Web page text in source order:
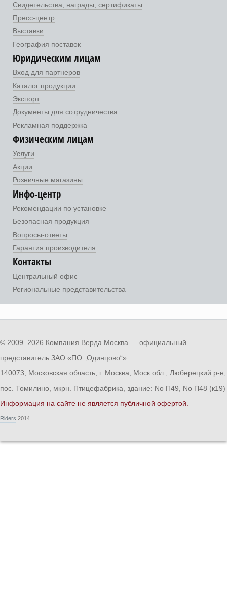
Свидетельства, награды, сертификаты
Пресс-центр
Выставки
География поставок
Юридическим лицам
Вход для партнеров
Каталог продукции
Экспорт
Документы для сотрудничества
Рекламная поддержка
Физическим лицам
Услуги
Акции
Розничные магазины
Инфо-центр
Рекомендации по установке
Безопасная продукция
Вопросы-ответы
Гарантия производителя
Контакты
Центральный офис
Региональные представительства
© 2009–2026 Компания Верда Москва — официальный
представитель ЗАО «ПО „Одинцово“»
140073, Московская область, г. Москва, Моск.обл., Люберецкий р-н,
пос. Томилино, мкрн. Птицефабрика, здание: No П49, No П48 (к19)
Информация на сайте не является публичной офертой.
Riders 2014